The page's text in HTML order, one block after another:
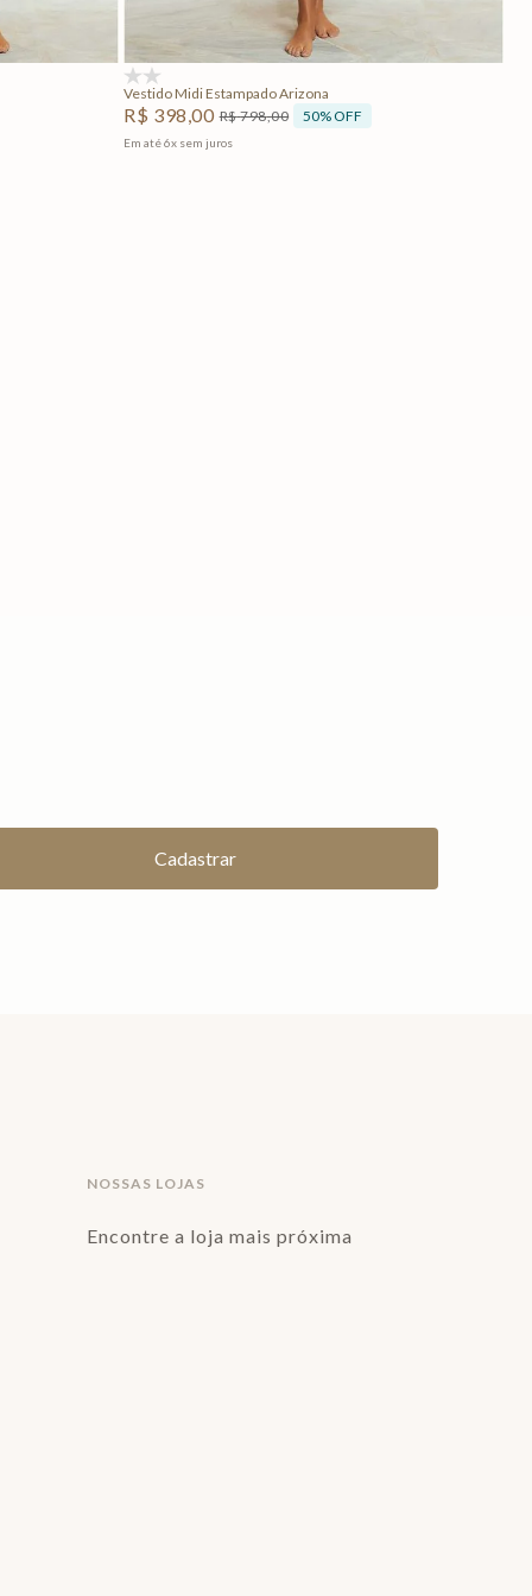
Adicionar na sacola
Vestido Midi Estampado Arizona
R$ 398,00 R$798,00 50% OFF
Em até6x sem juros
NOSSAS LOJAS
Encontre a loja mais próxima